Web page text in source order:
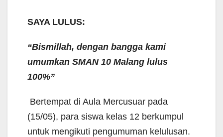
SAYA LULUS:
“Bismillah, dengan bangga kami
umumkan SMAN 10 Malang lulus
100%”
Bertempat di Aula Mercusuar pada
(15/05), para siswa kelas 12 berkumpul
untuk mengikuti pengumuman kelulusan.